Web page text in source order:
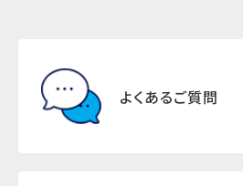
よくあるご質問